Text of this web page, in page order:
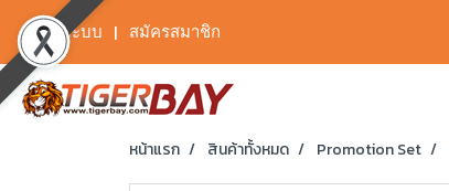
เข้าสู่ระบบ สมัครสมาชิก
หน้าแรก สินค้าทั้งหมด Promotion Set